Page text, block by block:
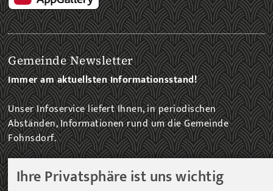
Ihre Privatsphäre ist uns wichtig
Gemeinde Newsletter
Immer am aktuellsten Informationsstand!
Unser Infoservice liefert Ihnen, in periodischen
Abständen, Informationen rund um die Gemeinde
Fohnsdorf.
ZUM NEWSLETTER EINTRAG...